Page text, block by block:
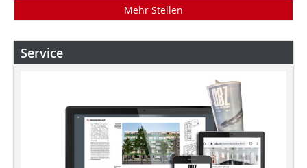
Mehr Stellen
Service